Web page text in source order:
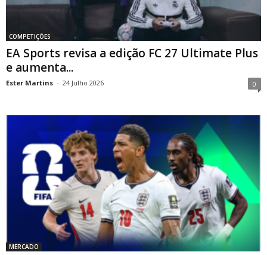
COMPETIÇÕES
EA Sports revisa a edição FC 27 Ultimate Plus
e aumenta...
Ester Martins - 24 Julho 2026 0
MERCADO